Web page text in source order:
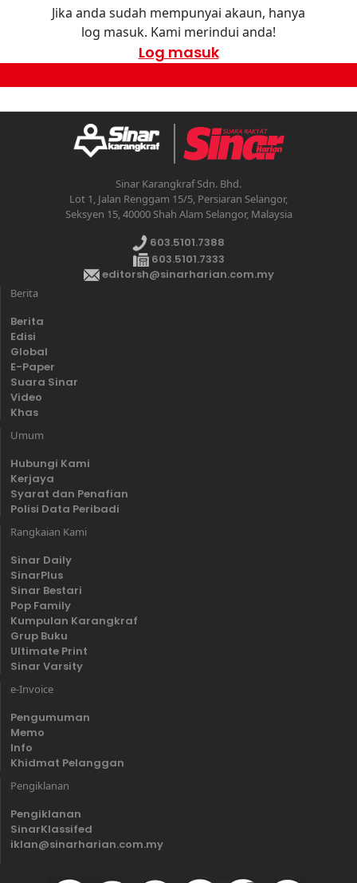
Jika anda sudah mempunyai akaun, hanya
log masuk. Kami merindui anda!
Log masuk
Sinar Karangkraf Sdn. Bhd.
Lot 1, Jalan Renggam 15/5, Persiaran Selangor,
Seksyen 15, 40000 Shah Alam Selangor, Malaysia
603.5101.7388
603.5101.7333
editorsh@sinarharian.com.my
Berita
Berita
Edisi
Global
E-Paper
Suara Sinar
Video
Khas
Umum
Hubungi Kami
Kerjaya
Syarat dan Penafian
Polisi Data Peribadi
Rangkaian Kami
Sinar Daily
SinarPlus
Sinar Bestari
Pop Family
Kumpulan Karangkraf
Grup Buku
Ultimate Print
Sinar Varsity
e-Invoice
Pengumuman
Memo
Info
Khidmat Pelanggan
Pengiklanan
Pengiklanan
SinarKlassifed
iklan@sinarharian.com.my